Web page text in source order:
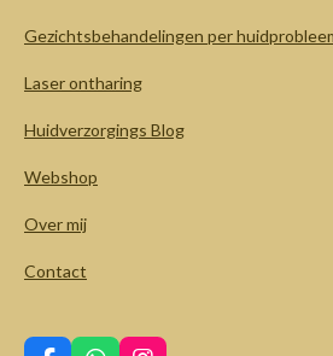
Gezichtsbehandelingen per
Laser ontharing
Huidverzorgings Blog
Webshop
Over mij
Contact